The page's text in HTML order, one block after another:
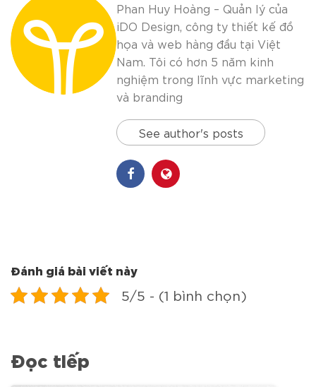
Phan Huy Hoàng – Quản lý của
iDO Design, công ty thiết kế đồ
họa và web hàng đầu tại Việt
Nam. Tôi có hơn 5 năm kinh
nghiệm trong lĩnh vực marketing
và branding
See author's posts
Đánh giá bài viết này
5/5 - (1 bình chọn)
Đọc tiếp